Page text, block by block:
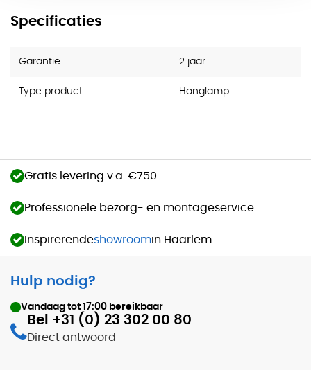
Specificaties
Garantie 2 jaar
Type product Hanglamp
Gratis levering v.a. €750
Professionele bezorg- en montageservice
Inspirerendeshowroomin Haarlem
Hulp nodig?
Vandaag tot 17:00 bereikbaar
Bel +31 (0) 23 302 00 80
Direct antwoord